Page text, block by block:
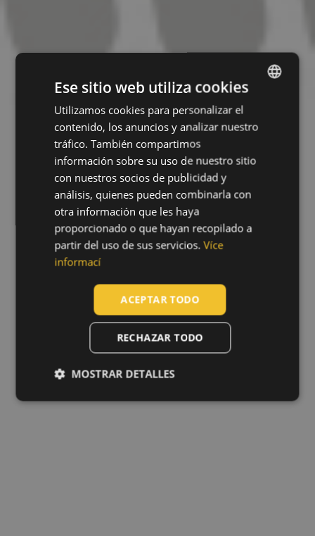
ENGLISH
CZECH
HUNGARIAN
SLOVAK
POLISH
SPANISH
FRENCH
Ese sitio web utiliza cookies
Utilizamos cookies para personalizar el
contenido, los anuncios y analizar nuestro
tráfico. También compartimos
información sobre su uso de nuestro sitio
con nuestros socios de publicidad y
análisis, quienes pueden combinarla con
otra información que les haya
proporcionado o que hayan recopilado a
partir del uso de sus servicios. Více
informací
ACEPTAR TODO
RECHAZAR TODO
MOSTRAR DETALLES